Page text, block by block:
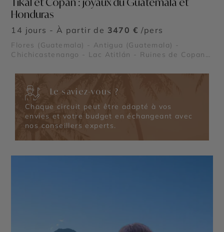
Honduras
14 jours - À partir de 3470 € /pers
Flores (Guatemala) - Antigua (Guatemala) -
Chichicastenango - Lac Atitlán - Ruines de Copan -
Le saviez-vous ?
Chaque circuit peut être adapté à vos
envies et votre budget en échangeant avec
nos conseillers experts.